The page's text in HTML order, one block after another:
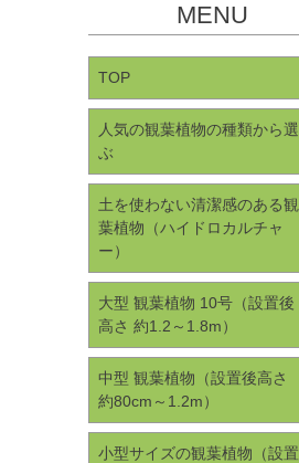
MENU
TOP
人気の観葉植物の種類から選
ぶ
土を使わない清潔感のある観
葉植物（ハイドロカルチャ
ー）
大型 観葉植物 10号（設置後
高さ 約1.2～1.8m）
中型 観葉植物（設置後高さ
約80cm～1.2m）
小型サイズの観葉植物（設置